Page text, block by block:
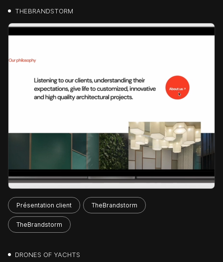
THEBRANDSTORM
Présentation client TheBrandstorm
TheBrandstorm
DRONES OF YACHTS